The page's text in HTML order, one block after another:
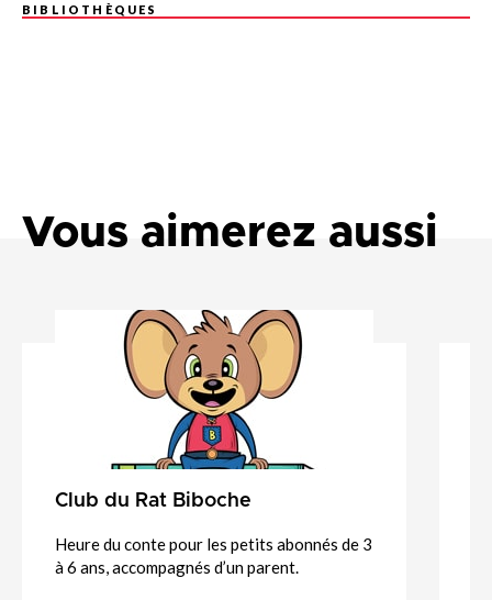
BIBLIOTHÈQUES
Vous aimerez aussi
Club du Rat Biboche
Heure du conte pour les petits abonnés de 3
à 6 ans, accompagnés d’un parent.